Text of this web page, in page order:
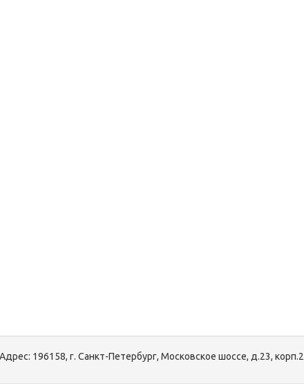
Адрес: 196158, г. Санкт-Петербург, Московское шоссе, д.23, корп.2